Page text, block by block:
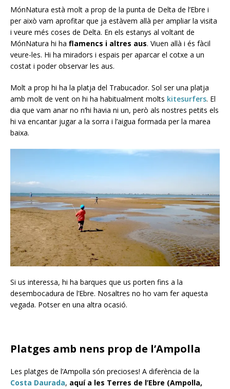
MónNatura està molt a prop de la punta de Delta de l’Ebre i
per això vam aprofitar que ja estàvem allà per ampliar la visita
i veure més coses de Delta. En els estanys al voltant de
MónNatura hi ha flamencs i altres aus. Viuen allà i és fàcil
veure-les. Hi ha miradors i espais per aparcar el cotxe a un
costat i poder observar les aus.
Molt a prop hi ha la platja del Trabucador. Sol ser una platja
amb molt de vent on hi ha habitualment molts kitesurfers. El
dia que vam anar no n’hi havia ni un, però als nostres petits els
hi va encantar jugar a la sorra i l’aigua formada per la marea
baixa.
Si us interessa, hi ha barques que us porten fins a la
desembocadura de l’Ebre. Nosaltres no ho vam fer aquesta
vegada. Potser en una altra ocasió.
Platges amb nens prop de l’Ampolla
Les platges de l’Ampolla són precioses! A diferència de la
Costa Daurada, aquí a les Terres de l’Ebre (Ampolla,